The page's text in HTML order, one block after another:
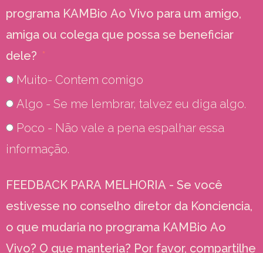
programa KAMBio Ao Vivo para um amigo,
amiga ou colega que possa se beneficiar
dele?
Muito- Contem comigo
Algo - Se me lembrar, talvez eu diga algo.
Poco - Não vale a pena espalhar essa
informação.
FEEDBACK PARA MELHORIA - Se você
estivesse no conselho diretor da Konciencia,
o que mudaria no programa KAMBio Ao
Vivo? O que manteria? Por favor, compartilhe